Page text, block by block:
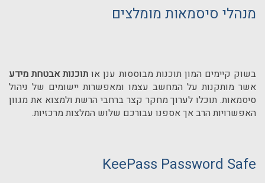
מנהלי סיסמאות מומלצים
בשוק קיימים המון תוכנות מבוססות ענן או תוכנות אבטחת מידע
אשר מותקנות על המחשב עצמו ומאפשרות יישומים של ניהול
סיסמאות. תוכלו לערוך מחקר קצר ברחבי הרשת ולמצוא את מגוון
האפשרויות הרב אך אספנו עבורכם שלוש המלצות מרכזיות.
KeePass Password Safe